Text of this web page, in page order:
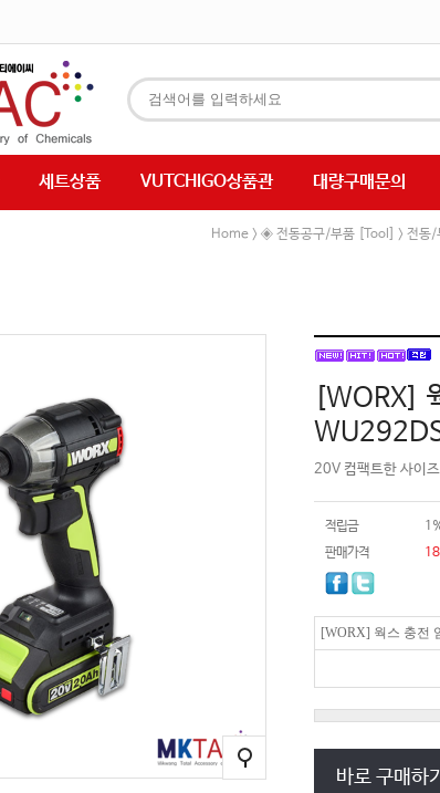
세트상품 VUTCHIGO상품관 대량구매문의
Home > ◈ 전동공구/부품 [Tool] > 전동/
[WORX]
20V 컴팩트한 사이
적립금
판매가격
[WORX] 웍스 충전
바로 구매하기